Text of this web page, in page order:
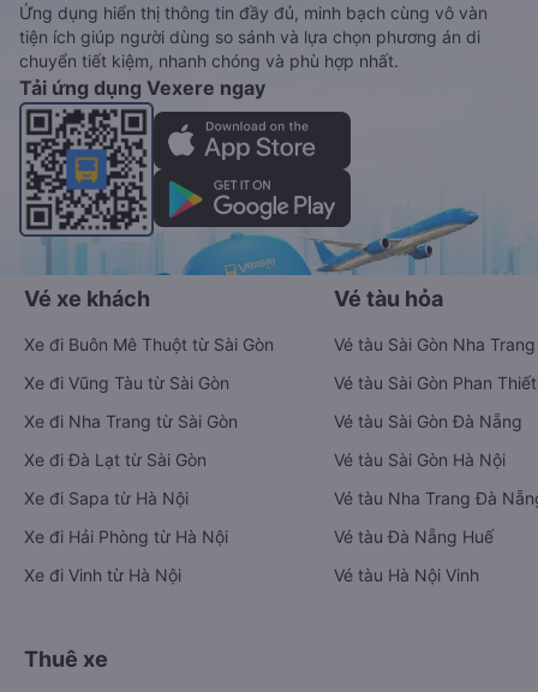
Ứng dụng hiển thị thông tin đầy đủ, minh bạch cùng vô vàn
tiện ích giúp người dùng so sánh và lựa chọn phương án di
chuyển tiết kiệm, nhanh chóng và phù hợp nhất.
Tải ứng dụng Vexere ngay
Vé xe khách
Xe đi Buôn Mê Thuột từ Sài Gòn
Xe đi Vũng Tàu từ Sài Gòn
Xe đi Nha Trang từ Sài Gòn
Xe đi Đà Lạt từ Sài Gòn
Xe đi Sapa từ Hà Nội
Xe đi Hải Phòng từ Hà Nội
Xe đi Vinh từ Hà Nội
Vé tàu hỏa
Vé tàu Sài Gòn Nha Trang
Vé tàu Sài Gòn Phan Thiết
Vé tàu Sài Gòn Đà Nẵng
Vé tàu Sài Gòn Hà Nội
Vé tàu Nha Trang Đà
Vé tàu Đà Nẵng Huế
Vé tàu Hà Nội Vinh
Thuê xe